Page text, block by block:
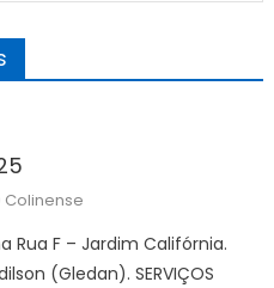
Colinense
Rua F – Jardim Califórnia.
(Gledan). SERVIÇOS